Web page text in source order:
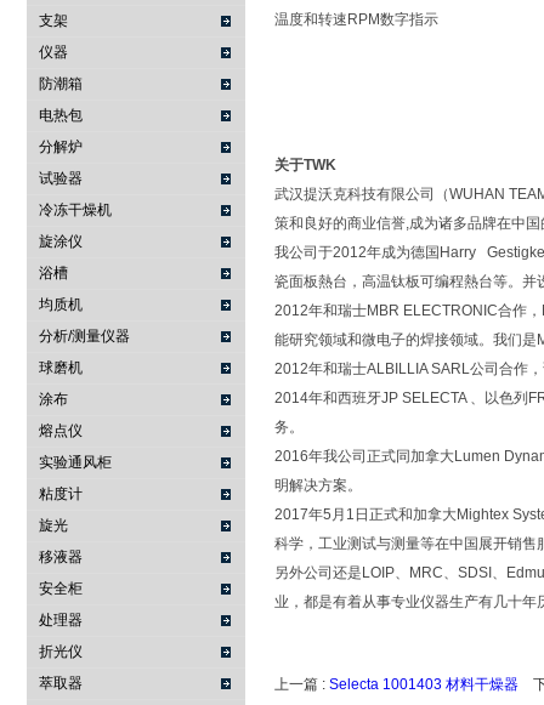
支架
仪器
防潮箱
电热包
分解炉
试验器
冷冻干燥机
旋涂仪
浴槽
均质机
分析/测量仪器
球磨机
涂布
熔点仪
实验通风柜
粘度计
旋光
移液器
安全柜
处理器
折光仪
萃取器
温度和转速RPM数字指示
关于TWK
武汉提沃克科技有限公司（WUHAN
策和良好的商业信誉,成为诸多品牌在中
我公司于2012年成为德国Harry
瓷面板熱台，高温钛板可编程熱台等。
2012年和瑞士MBR ELECTRONIC合作
能研究领域和微电子的焊接领域。我们
2012年和瑞士ALBILLIA SARL公司合作
2014年和西班牙JP SELECTA 、以色列
务。
2016年我公司正式同加拿大Lumen
明解决方案。
2017年5月1日正式和加拿大Mightex
科学，工业测试与测量等在中国展开销售
另外公司还是LOIP、MRC、SDSI、
业，都是有着从事专业仪器生产有几十
上一篇 : Selecta 1001403 材料干燥器